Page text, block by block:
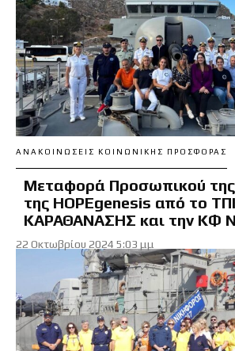
ΑΝΑΚΟΙΝΏΣΕΙΣ ΚΟΙΝΩΝΙΚΉΣ ΠΡΟΣΦΟΡΆΣ
Μεταφορά Προσωπικού της
της HOPEgenesis από το
ΚΑΡΑΘΑΝΑΣΗΣ και την ΚΦ
22 Οκτωβρίου 2024 5:03 μμ